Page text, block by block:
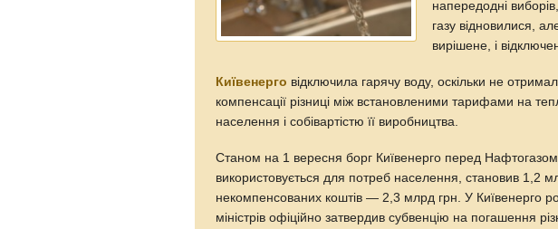
напередодні
газу відновилися,
вирішене, і
Київенерго відключила гарячу воду, оскільки не
компенсації різниці між встановленими тарифами на
населення і собівартістю її виробництва.
Станом на 1 вересня борг Київенерго перед
використовується для потреб населення, становив 1,2
некомпенсованих коштів — 2,3 млрд грн. У Київенерго
міністрів офіційно затвердив субвенцію на погашення